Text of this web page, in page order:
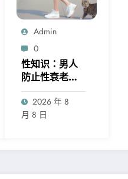
Admin
0
性知识：男人
防止性衰老的
十大办法
2026 年 8
月 8 日